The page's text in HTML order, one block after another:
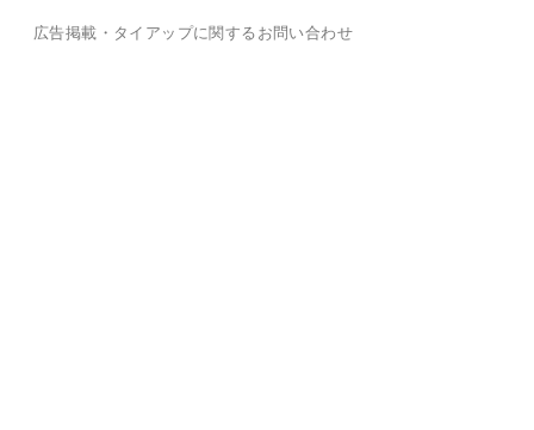
広告掲載・タイアップに関するお問い合わせ